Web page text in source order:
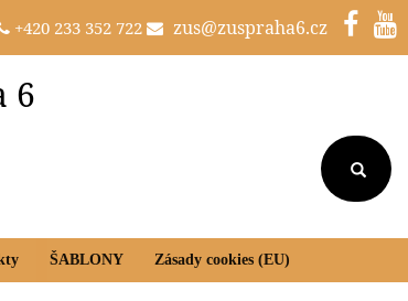
+420 233 352 722 zus@zuspraha6.cz
6
ŠABLONY Zásady cookies (EU)